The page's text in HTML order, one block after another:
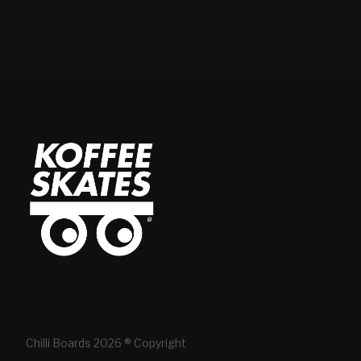
Chilli Boards 2026 ® Copyright